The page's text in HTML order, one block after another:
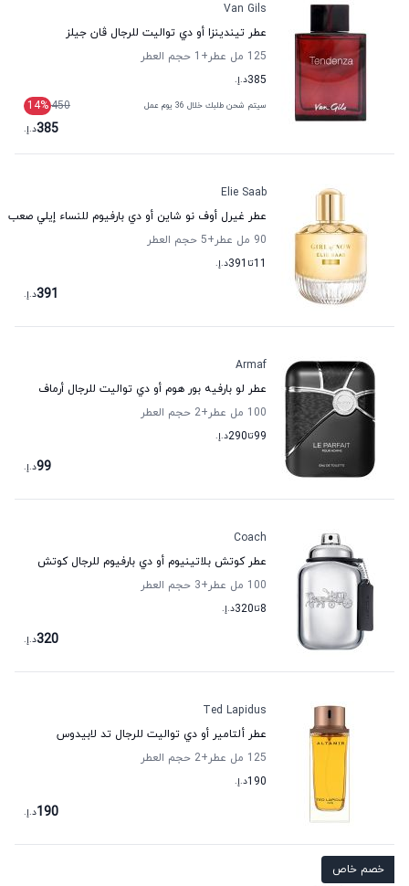
Van Gils
عطر تيندينزا أو دي تواليت للرجال ڤان جيلز
125 مل عطر
+1
حجم العطر
385د.إ.
سيتم شحن طلبك خلال 36 يوم عمل 450
14%
385د.إ.
Elie Saab
عطر غيرل أوف نو شاين أو دي بارفيوم للنساء إيلي صعب
90 مل عطر
+5
حجم العطر
11تا 391د.إ.
391د.إ.
Armaf
عطر لو بارفيه بور هوم أو دي تواليت للرجال أرماف
100 مل عطر
+2
حجم العطر
99تا290د.إ.
99د.إ.
Coach
عطر كوتش بلاتينيوم أو دي بارفيوم للرجال كوتش
100 مل عطر
+3
حجم العطر
8تا320د.إ.
320د.إ.
Ted Lapidus
عطر ألتامير أو دي تواليت للرجال تد لابيدوس
125 مل عطر
+2
حجم العطر
190د.إ.
190د.إ.
خصم خاص